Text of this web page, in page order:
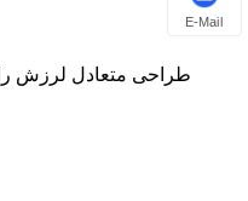
E-Mail